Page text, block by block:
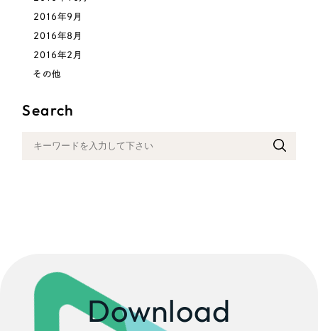
2016年9月
2016年8月
2016年2月
その他
Search
Download